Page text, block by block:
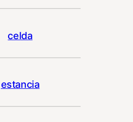
celda
estancia